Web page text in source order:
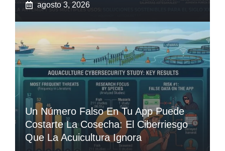
agosto 3, 2026
Un Número Falso En Tu App Puede
Costarte La Cosecha: El Ciberriesgo
Que La Acuicultura Ignora